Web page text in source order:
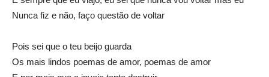
Nunca fiz e não, faço questão de voltar
Pois sei que o teu beijo guarda
Os mais lindos poemas de amor, poemas de amor